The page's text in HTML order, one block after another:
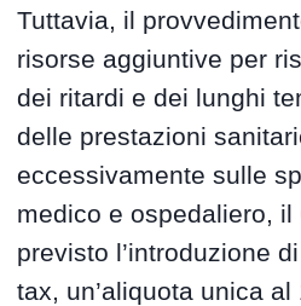
Tuttavia, il
risorse aggiuntive per
dei ritardi e dei lunghi
delle prestazioni
eccessivamente sulle
medico e ospedaliero, il
previsto l’introduzione
tax, un’aliquota unica al